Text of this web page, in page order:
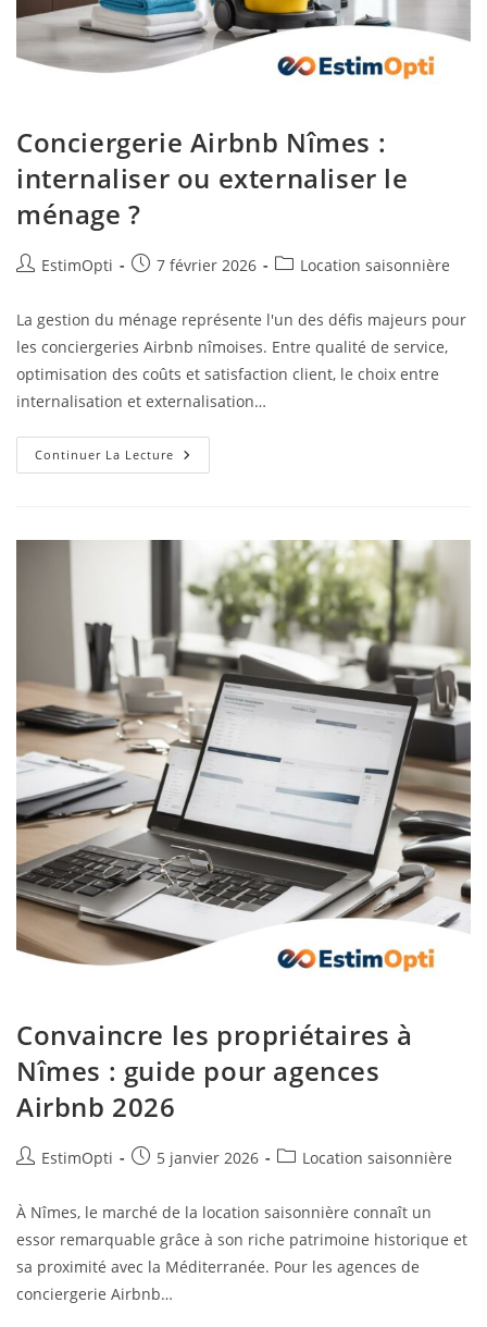
Conciergerie Airbnb Nîmes :
internaliser ou externaliser le
ménage ?
EstimOpti 7 février 2026 Location saisonnière
La gestion du ménage représente l'un des défis majeurs pour
les conciergeries Airbnb nîmoises. Entre qualité de service,
optimisation des coûts et satisfaction client, le choix entre
internalisation et externalisation…
Continuer La Lecture
Convaincre les propriétaires à
Nîmes : guide pour agences
Airbnb 2026
EstimOpti 5 janvier 2026 Location saisonnière
À Nîmes, le marché de la location saisonnière connaît un
essor remarquable grâce à son riche patrimoine historique et
sa proximité avec la Méditerranée. Pour les agences de
conciergerie Airbnb…